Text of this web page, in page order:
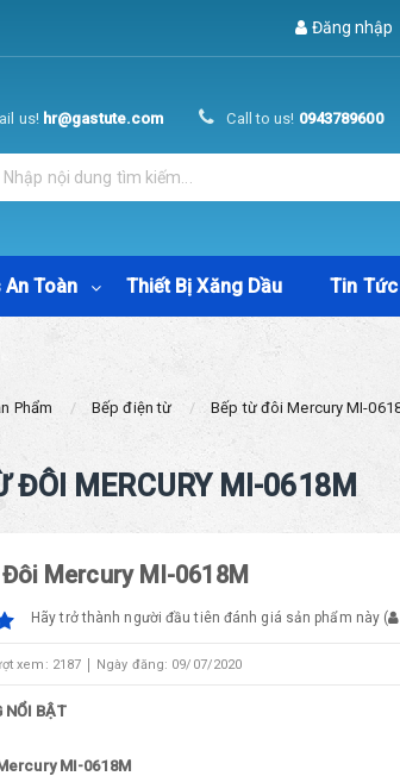
Đăng nhập
us! hr@gastute.com Call to us! 0943789600
An Toàn Thiết Bị Xăng Dầu Tin Tức
Phẩm Bếp điện từ Bếp từ đôi Mercury MI-
ĐÔI MERCURY MI-0618M
Mercury MI-0618M
Hãy trở thành người đầu tiên đánh giá sản phẩm này (
xem: 2187 Ngày đăng: 09/07/2020
NỔI BẬT
MI-0618M